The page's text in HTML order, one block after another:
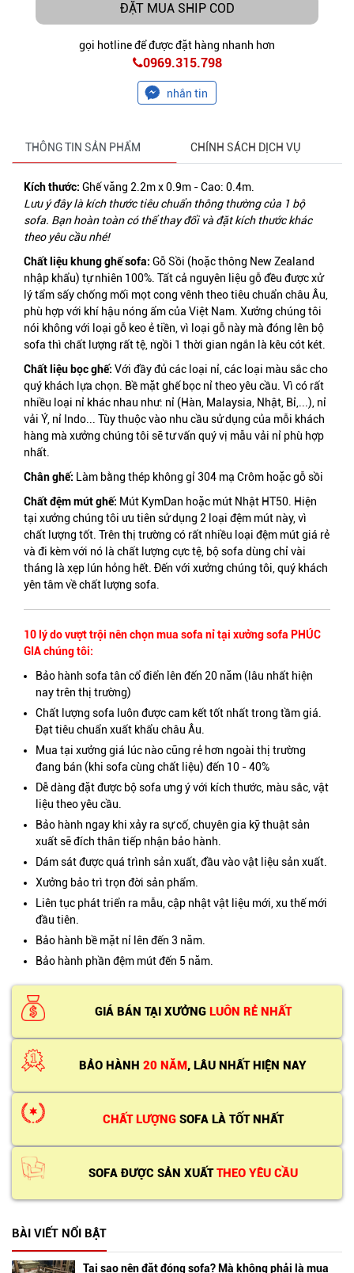
ĐẶT MUA SHIP COD
gọi hotline để được đặt hàng nhanh hơn
0969.315.798
nhắn tin
THÔNG TIN SẢN PHẨM CHÍNH SÁCH DỊCH VỤ
Kích thước: Ghế văng 2.2m x 0.9m - Cao: 0.4m.
Lưu ý đây là kích thước tiêu chuẩn thông thường của 1 bộ
sofa. Bạn hoàn toàn có thể thay đổi và đặt kích thước khác
theo yêu cầu nhé!
Chất liệu khung ghế sofa: Gỗ Sồi (hoặc thông New Zealand
nhập khẩu) tự nhiên 100%. Tất cả nguyên liệu gỗ đều được xử
lý tẩm sấy chống mối mọt cong vênh theo tiêu chuẩn châu Âu,
phù hợp với khí hậu nóng ẩm của Việt Nam. Xưởng chúng tôi
nói không với loại gỗ keo ẻ tiền, vì loại gỗ này mà đóng lên bộ
sofa thì chất lượng rất tệ, ngồi 1 thời gian ngắn là kêu cót két.
Chất liệu bọc ghế: Với đầy đủ các loại nỉ, các loại màu sắc cho
quý khách lựa chọn. Bề mặt ghế bọc nỉtheo yêu cầu. Vì có rất
nhiều loại nỉ khác nhau như: nỉ (Hàn, Malaysia, Nhật, Bỉ,...), nỉ
vải Ý, nỉ Indo... Tùy thuộc vào nhu cầu sử dụng của mỗi khách
hàng mà xưởng chúng tôi sẽ tư vấn quý vị mẫu vải nỉ phù hợp
nhất.
Chân ghế: Làm bằng thép không gỉ 304 mạ Crôm hoặc gỗ sồi
Chất đệm mút ghế: Mút KymDan hoặc mút Nhật HT50. Hiện
tại xưởng chúng tôi ưu tiên sử dụng 2 loại đệm mút này, vì
chất lượng tốt. Trên thị trường có rất nhiều loại đệm mút giá rẻ
và đi kèm với nó là chất lượng cực tệ, bộ sofa dùng chỉ vài
tháng là xẹp lún hỏng hết. Đến với xưởng chúng tôi, quý khách
yên tâm về chất lượng sofa.
10 lý do vượt trội nên chọn mua sofa nỉ tại xưởng sofa PHÚC
GIA chúng tôi:
Bảo hành sofa tân cổ điển lên đến 20 năm (lâu nhất hiện
nay trên thị trường)
Chất lượng sofa luôn được cam kết tốt nhất trong tầm giá.
Đạt tiêu chuẩn xuất khẩu châu Âu.
Mua tại xưởng giá lúc nào cũng rẻ hơn ngoài thị trường
đang bán (khi sofa cùng chất liệu) đến 10 - 40%
Dễ dàng đặt được bộ sofa ưng ý với kích thước, màu sắc, vật
liệu theo yêu cầu.
Bảo hành ngay khi xảy ra sự cố, chuyên gia kỹ thuật sản
xuất sẽ đích thân tiếp nhận bảo hành.
Dám sát được quá trình sản xuất, đầu vào vật liệu sản xuất.
Xưởng bảo trì trọn đời sản phẩm.
Liên tục phát triển ra mẫu, cập nhật vật liệu mới, xu thế mới
đầu tiên.
Bảo hành bề mặt nỉ lên đến 3 năm.
Bảo hành phần đệm mút đến 5 năm.
GIÁ BÁN TẠI XƯỞNG LUÔN RẺ NHẤT
BẢO HÀNH 20 NĂM, LÂU NHẤT HIỆN NAY
CHẤT LƯỢNGSOFA LÀ TỐT NHẤT
SOFA ĐƯỢC SẢN XUẤT THEO YÊU CẦU
BÀI VIẾT NỔI BẬT
Tại sao nên đặt đóng sofa? Mà không phải là mua